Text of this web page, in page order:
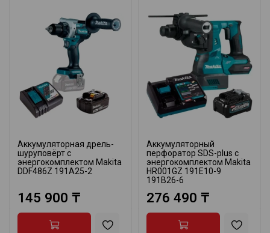
Аккумуляторная дрель-
шуруповёрт с
энергокомплектом Makita
DDF486Z 191A25-2
145 900 ₸
Аккумуляторный
перфоратор SDS-plus с
энергокомплектом Makita
HR001GZ 191E10-9
191B26-6
276 490 ₸